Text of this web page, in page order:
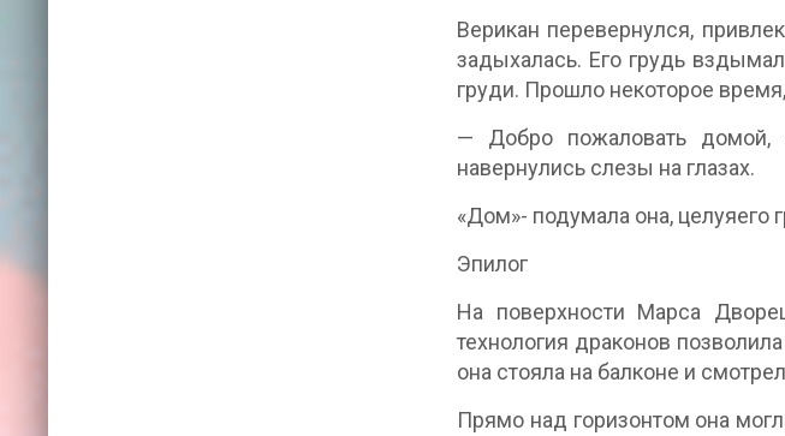
Верикан перевернулся,
задыхалась. Его грудь
груди. Прошло некоторое
— Добро пожаловать домой,
навернулись слезы на глазах.
«Дом»- подумала она, целуяего
Эпилог
На поверхности Марса
технология драконов
она стояла на балконе и
Прямо над горизонтом она